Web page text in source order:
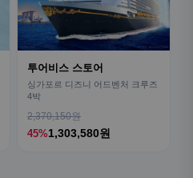
투어비스 스토어
싱가포르 디즈니 어드벤처 크루즈
4박
2,370,150원
45%1,303,580원